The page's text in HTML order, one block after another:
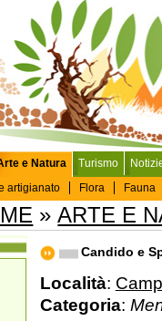
e Natura
artigianato Flora Fauna
Turismo
»ARTE E
Candido e
Località:
Categoria: